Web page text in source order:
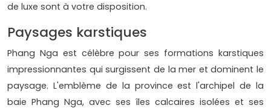
de luxe sont à votre disposition.
Paysages karstiques
Phang Nga est célèbre pour ses formations karstiques
impressionnantes qui surgissent de la mer et dominent le
paysage. L'emblème de la province est l'archipel de la
baie Phang Nga, avec ses îles calcaires isolées et ses